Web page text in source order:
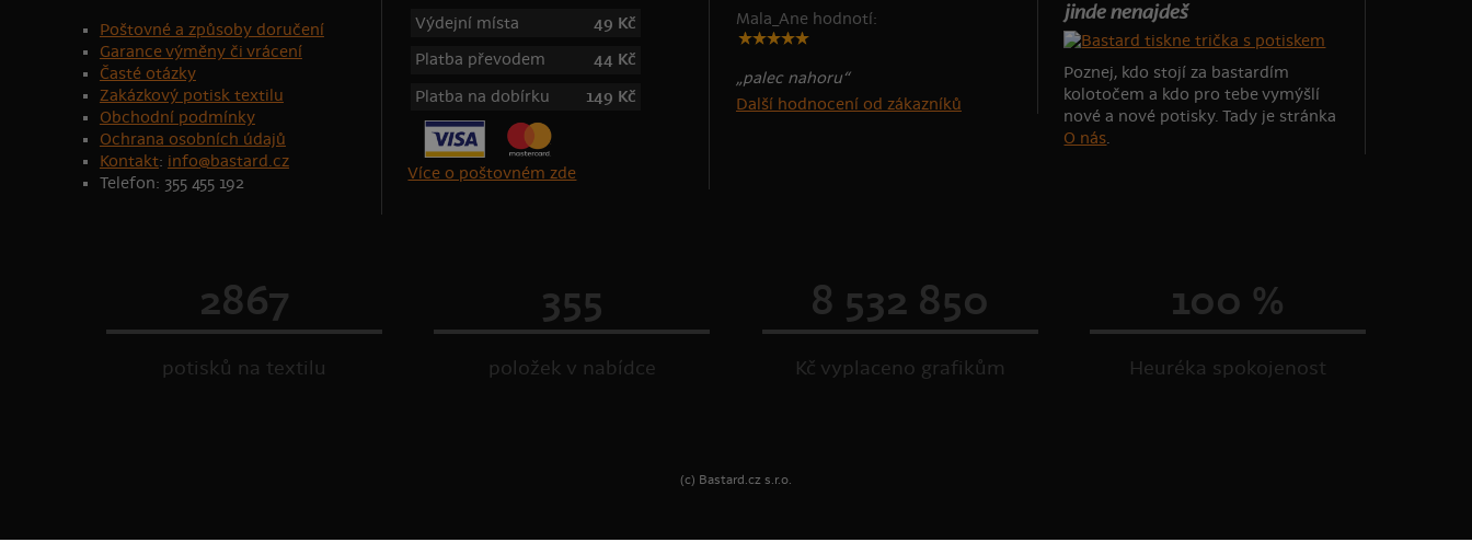
Poštovné a způsoby doručení
Garance výměny či vrácení
Časté otázky
Zakázkový potisk textilu
Obchodní podmínky
Ochrana osobních údajů
Kontakt: info@bastard.cz
Telefon: 355 455 192
Výdejní místa
49 Kč
Platba převodem
44 Kč
Platba na dobírku
149 Kč
Více o poštovném zde
Mala_Ane hodnotí:
„palec nahoru“
Další hodnocení od zákazníků
jinde nenajdeš
Poznej, kdo stojí za bastardím
kolotočem a kdo pro tebe vymýšlí
nové a nové potisky. Tady je stránka
O nás.
2867
potisků na textilu
355
položek v nabídce
8 532 850
Kč vyplaceno grafikům
100 %
Heuréka spokojenost
(c) Bastard.cz s.r.o.